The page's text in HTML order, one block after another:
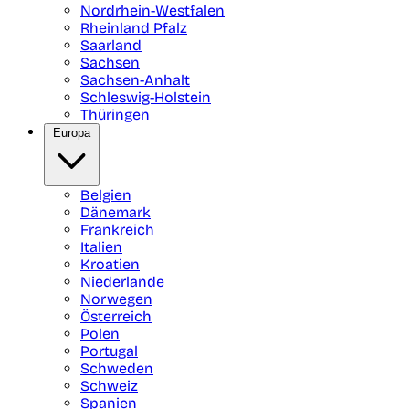
Nordrhein-Westfalen
Rheinland Pfalz
Saarland
Sachsen
Sachsen-Anhalt
Schleswig-Holstein
Thüringen
Europa
Belgien
Dänemark
Frankreich
Italien
Kroatien
Niederlande
Norwegen
Österreich
Polen
Portugal
Schweden
Schweiz
Spanien